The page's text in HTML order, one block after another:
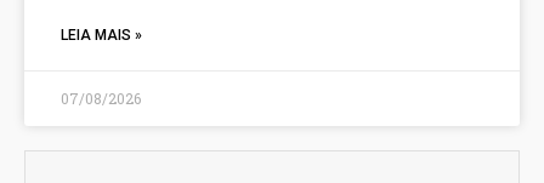
LEIA MAIS »
07/08/2026